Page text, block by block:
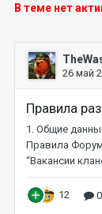
В теме нет